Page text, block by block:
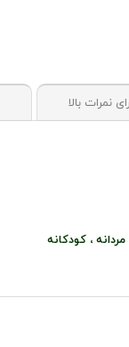
نمرات بالا
، کودکانه